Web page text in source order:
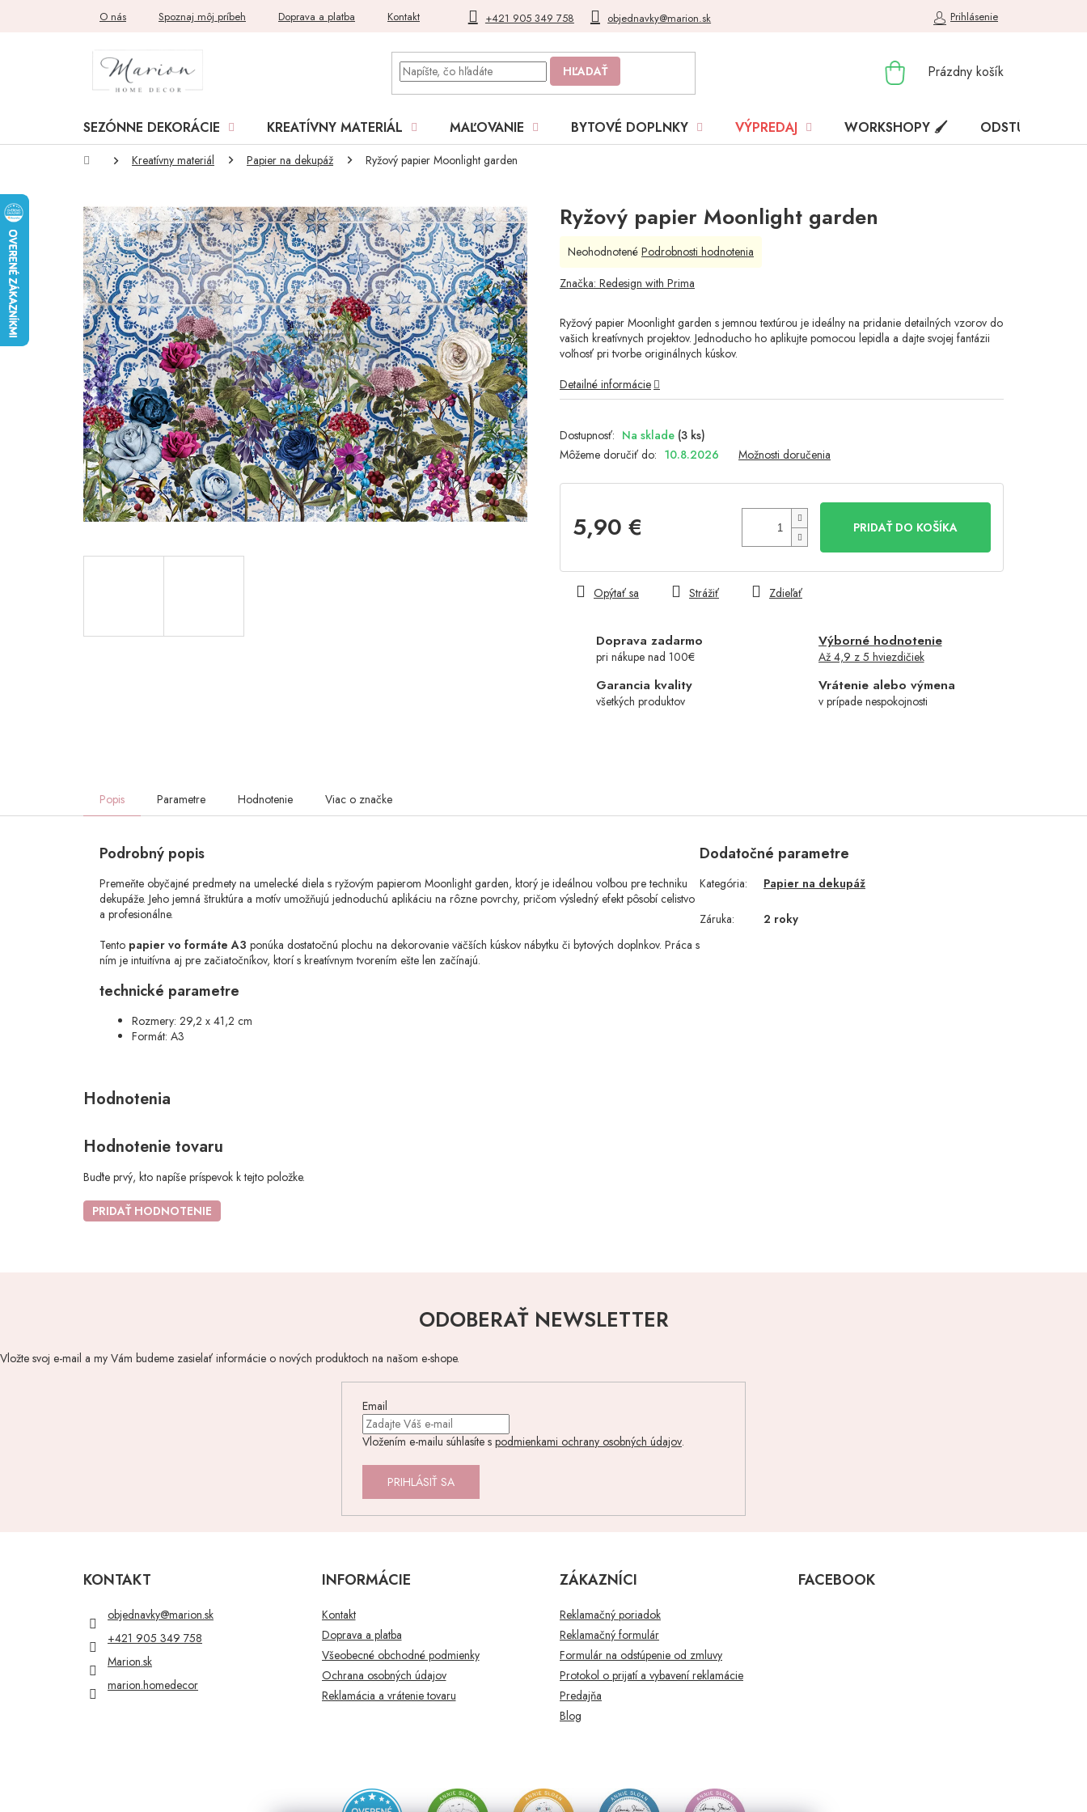
+421 905 349 758 objednavky@marion.sk
O nás Spoznaj môj príbeh Doprava a platba Kontakt Blog Moja objednávka Prihlásenie
HĽADAŤ
NÁKUPNÝ
Prázdny košík
SEZÓNNE DEKORÁCIE KREATÍVNY MATERIÁL MAĽOVANIE BYTOVÉ DOPLNKY VÝPREDAJ WORKSHOPY 🖌️ ODSTÚPENIE
DomovKreatívny materiál Papier na dekupáž Ryžový papier Moonlight garden
Ryžový papier Moonlight garden
Na sklade (3 ks)
Môžeme doručiť do: 10.8.2026 Možnosti doručenia
5,90 €
cena:
PRIDAŤ DO KOŠÍKA
Doprava zadarmo
pri nákupe nad 100€
Výborné hodnotenie
Až 4,9 z 5 hviezdičiek
Garancia kvality
všetkých produktov
Vrátenie alebo výmena
v prípade nespokojnosti
Ryžový papier Moonlight garden s jemnou textúrou je ideálny na pridanie detailných vzorov do
vašich kreatívnych projektov. Jednoducho ho aplikujte pomocou lepidla a dajte svojej fantázii
voľnosť pri tvorbe originálnych kúskov.
Detailné informácie
Opýtať sa Strážiť Zdieľať
Priemerné
produktu
z
5
hviezdičiek.
Neohodnotené Podrobnosti hodnotenia
Značka: Redesign with Prima
Popis Parametre Hodnotenie Viac o značke
Podrobný popis
Premeňte obyčajné predmety na umelecké diela s ryžovým papierom Moonlight garden, ktorý je ideálnou voľbou pre techniku
dekupáže. Jeho jemná štruktúra a motív umožňujú jednoduchú aplikáciu na rôzne povrchy, pričom výsledný efekt pôsobí celistvo
a profesionálne.
Tento papier vo formáte A3 ponúka dostatočnú plochu na dekorovanie väčších kúskov nábytku či bytových doplnkov. Práca s
ním je intuitívna aj pre začiatočníkov, ktorí s kreatívnym tvorením ešte len začínajú.
technické parametre
Rozmery: 29,2 x 41,2 cm
Formát: A3
Dodatočné parametre
Kategória: Papier na dekupáž
Záruka: 2 roky
Hodnotenie tovaru
Buďte prvý, kto napíše príspevok k tejto položke.
PRIDAŤ HODNOTENIE
ODOBERAŤ NEWSLETTER
Vložte svoj e-mail a my Vám budeme zasielať informácie o nových produktoch na našom e-shope.
Email
Vložením e-mailu súhlasíte s podmienkami ochrany osobných údajov.
PRIHLÁSIŤ SA
KONTAKT
objednavky@marion.sk
+421 905 349 758
Marion.sk
marion.homedecor
INFORMÁCIE
Kontakt
Doprava a platba
Všeobecné obchodné podmienky
Ochrana osobných údajov
Reklamácia a vrátenie tovaru
ZÁKAZNÍCI
Reklamačný poriadok
Reklamačný formulár
Formulár na odstúpenie od zmluvy
Protokol o prijatí a vybavení reklamácie
Predajňa
Blog
FACEBOOK